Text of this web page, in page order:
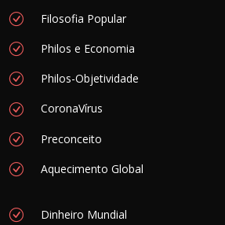
Filosofia Popular
Philos e Economia
Philos-Objetividade
CoronaVírus
Preconceito
Aquecimento Global
Dinheiro Mundial